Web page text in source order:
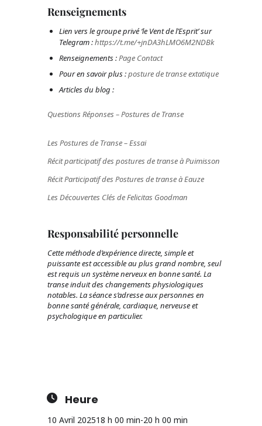
Renseignements
Lien vers le groupe privé ‘le Vent de l’Esprit’ sur
Telegram :https://t.me/+jnDA3hLMO6M2NDBk
Renseignements :Page Contact
Pour en savoir plus :posture de transe extatique
Articles du blog :
Questions Réponses – Postures de Transe
Les Postures de Transe – Essai
Récit participatif des postures de transe à Puimisson
Récit Participatif des Postures de transe à Eauze
Les Découvertes Clés de Felicitas Goodman
Responsabilité personnelle
Cette méthode d’expérience directe, simple et
puissante est accessible au plus grand nombre, seul
est requis un système nerveux en bonne santé. La
transe induit des changements physiologiques
notables. La séance s’adresse aux personnes en
bonne santé générale, cardiaque, nerveuse et
psychologique en particulier.
Heure
10 Avril 202518 h 00 min-20 h 00 min